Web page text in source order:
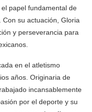
papel fundamental de
su actuación, Gloria
y perseverancia para
en el atletismo
años. Originaria de
incansablemente
por el deporte y su